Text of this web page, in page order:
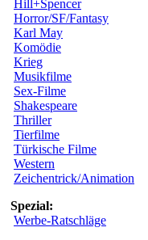
Hill+Spencer
Horror/SF/Fantasy
Karl May
Komödie
Krieg
Musikfilme
Sex-Filme
Shakespeare
Thriller
Tierfilme
Türkische Filme
Western
Zeichentrick/Animation
Spezial:
Werbe-Ratschläge